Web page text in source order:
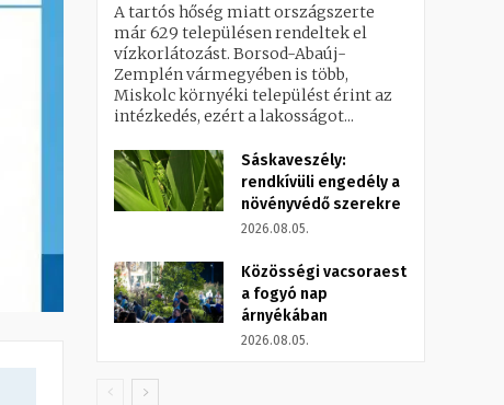
A tartós hőség miatt országszerte
már 629 településen rendeltek el
vízkorlátozást. Borsod-Abaúj-
Zemplén vármegyében is több,
Miskolc környéki települést érint az
intézkedés, ezért a lakosságot...
Sáskaveszély:
rendkívüli engedély a
növényvédő szerekre
2026.08.05.
Közösségi vacsoraest
a fogyó nap
árnyékában
2026.08.05.